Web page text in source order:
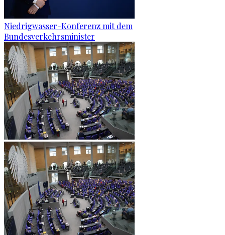
Niedrigwasser-Konferenz mit dem
Bundesverkehrsminister